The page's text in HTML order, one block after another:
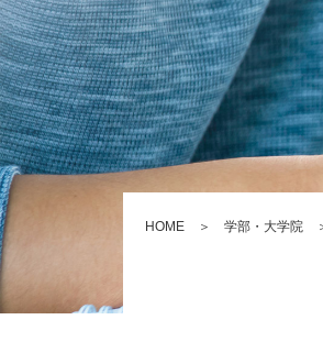
HOME ＞ 学部・大学院